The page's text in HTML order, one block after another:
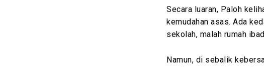
Secara luaran, Paloh
kemudahan asas. Ada
sekolah, malah rumah
Namun, di sebalik